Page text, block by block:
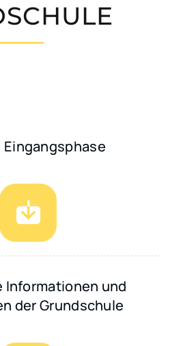
Eingangsphase
Informationen und
der Grundschule